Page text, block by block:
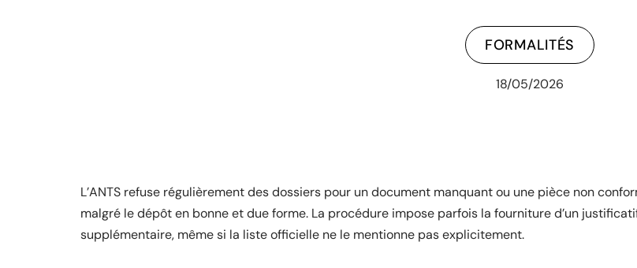
FORMALITÉS
18/05/2026
L’ANTS refuse régulièrement des dossiers pour un document manquant ou une pièce non
malgré le dépôt en bonne et due forme. La procédure impose parfois la fourniture d’un
supplémentaire, même si la liste officielle ne le mentionne pas explicitement.